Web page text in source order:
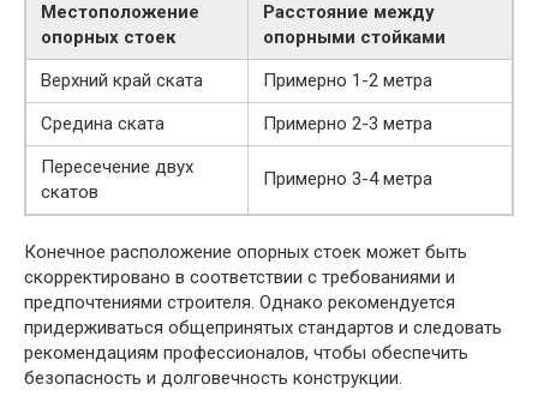
Местоположение
опорных стоек
Расстояние между
опорными стойками
Верхний край ската
Примерно 1-2 метра
Средина ската
Примерно 2-3 метра
Пересечение двух
скатов
Примерно 3-4 метра
Конечное расположение опорных стоек может быть
скорректировано в соответствии с требованиями и
предпочтениями строителя. Однако рекомендуется
придерживаться общепринятых стандартов и следовать
рекомендациям профессионалов, чтобы обеспечить
безопасность и долговечность конструкции.